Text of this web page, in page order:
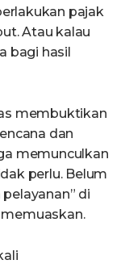
pajak
Atau kalau
bagi hasil
membuktikan
dan
memunculkan
perlu. Belum
di